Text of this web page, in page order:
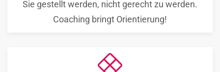
Sie gestellt werden, nicht gerecht zu werden.
Coaching bringt Orientierung!